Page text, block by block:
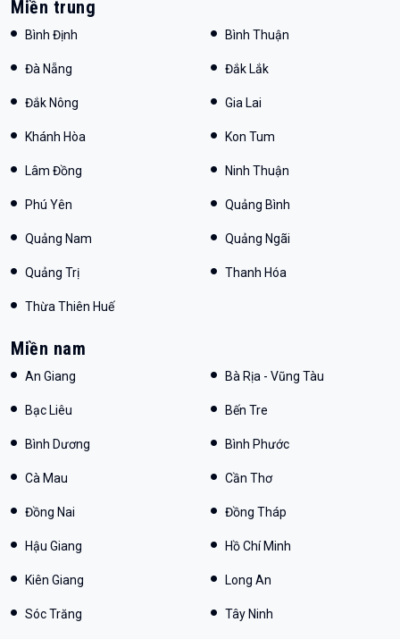
Miền trung
Bình Định Bình Thuận
Đà Nẵng Đắk Lắk
Đắk Nông Gia Lai
Khánh Hòa Kon Tum
Lâm Đồng Ninh Thuận
Phú Yên Quảng Bình
Quảng Nam Quảng Ngãi
Quảng Trị Thanh Hóa
Thừa Thiên Huế
Miền nam
An Giang Bà Rịa - Vũng Tàu
Bạc Liêu Bến Tre
Bình Dương Bình Phước
Cà Mau Cần Thơ
Đồng Nai Đồng Tháp
Hậu Giang Hồ Chí Minh
Kiên Giang Long An
Sóc Trăng Tây Ninh